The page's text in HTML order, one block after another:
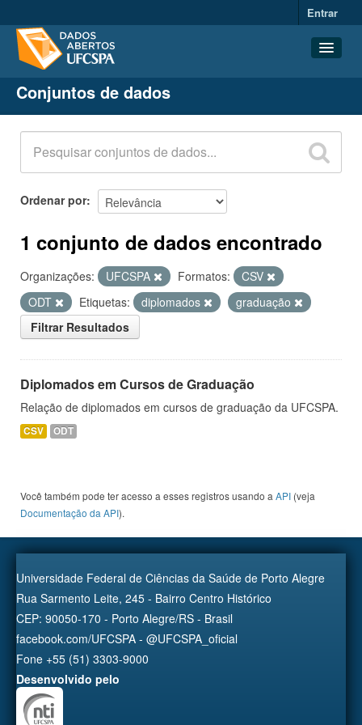
Entrar
Conjuntos de dados
Organizações
Grupos
Sobre
Conjuntos de dados
Ordenar por
1 conjunto de dados encontrado
Organizações: UFCSPA Formatos:
CSV
ODT
Etiquetas: diplomados
graduação
Filtrar Resultados
Diplomados em Cursos de Graduação
Relação de diplomados em cursos de graduação da UFCSPA.
CSV ODT
Você também pode ter acesso a esses registros usando a API (veja
Documentação da API).
Universidade Federal de Ciências da Saúde de Porto Alegre
Rua Sarmento Leite, 245 - Bairro Centro Histórico
CEP: 90050-170 - Porto Alegre/RS - Brasil
facebook.com/UFCSPA - @UFCSPA_oficial
Fone +55 (51) 3303-9000
Desenvolvido pelo